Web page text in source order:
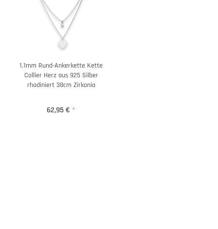
1,1mm Rund-Ankerkette Kette
Collier Herz aus 925 Silber
rhodiniert 38cm Zirkonia
62,95 € *